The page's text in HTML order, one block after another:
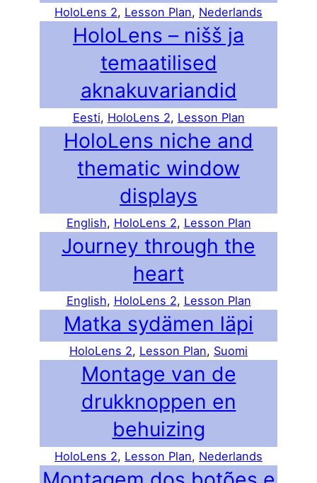
HoloLens 2, Lesson Plan, Nederlands
HoloLens – nišš ja
temaatilised
aknakuvariandid
Eesti, HoloLens 2, Lesson Plan
HoloLens niche and
thematic window
displays
English, HoloLens 2, Lesson Plan
Journey through the
heart
English, HoloLens 2, Lesson Plan
Matka sydämen läpi
HoloLens 2, Lesson Plan, Suomi
Montage van de
drukknoppen en
behuizing
HoloLens 2, Lesson Plan, Nederlands